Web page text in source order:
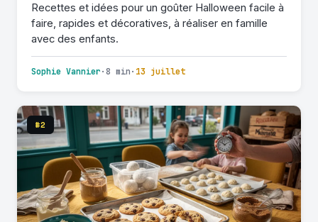
Recettes et idées pour un goûter Halloween facile à
faire, rapides et décoratives, à réaliser en famille
avec des enfants.
Sophie Vannier · 8 min · 13 juillet
#2